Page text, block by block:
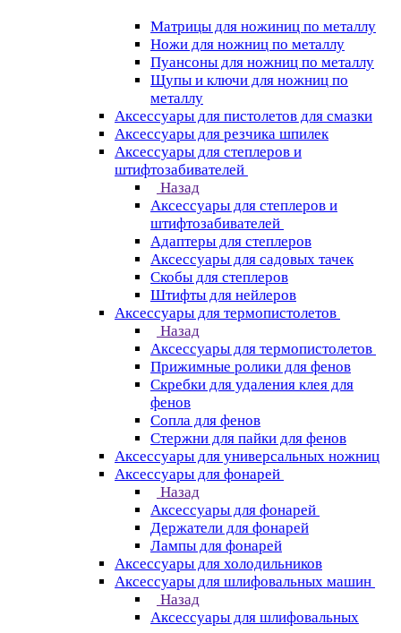
Матрицы для ножиниц по металлу
Ножи для ножниц по металлу
Пуансоны для ножниц по металлу
Щупы и ключи для ножниц по
металлу
Аксессуары для пистолетов для смазки
Аксессуары для резчика шпилек
Аксессуары для степлеров и
штифтозабивателей
Назад
Аксессуары для степлеров и
штифтозабивателей
Адаптеры для степлеров
Аксессуары для садовых тачек
Скобы для степлеров
Штифты для нейлеров
Аксессуары для термопистолетов
Назад
Аксессуары для термопистолетов
Прижимные ролики для фенов
Скребки для удаления клея для
фенов
Сопла для фенов
Стержни для пайки для фенов
Аксессуары для универсальных ножниц
Аксессуары для фонарей
Назад
Аксессуары для фонарей
Держатели для фонарей
Лампы для фонарей
Аксессуары для холодильников
Аксессуары для шлифовальных машин
Назад
Аксессуары для шлифовальных